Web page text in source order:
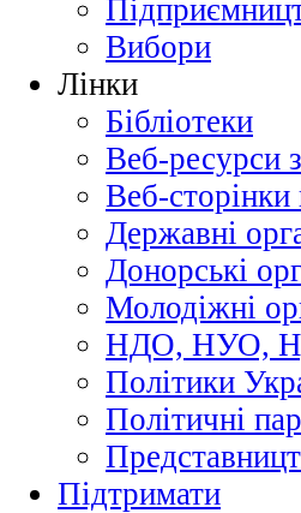
Вибори
Лінки
Бібліотеки
Веб-ресурси
Веб-
Державні
Донорські
Молодіжні
НДО, НУО,
Політики
Політичні
Підтримати